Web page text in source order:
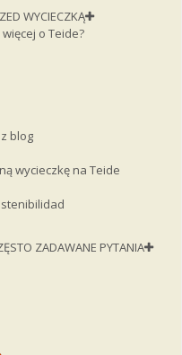
WYCIECZKĄ
o Teide?
blog
wycieczkę na Teide
ZADAWANE PYTANIA